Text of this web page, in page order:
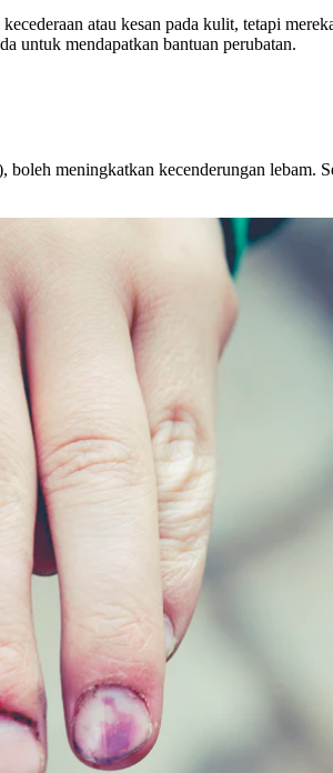
atau kesan pada kulit, tetapi
untuk mendapatkan bantuan perubatan.
meningkatkan kecenderungan lebam.